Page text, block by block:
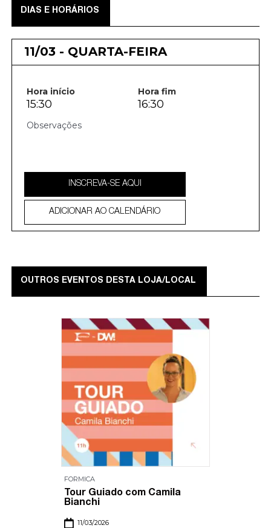
DIAS E HORÁRIOS
11/03 - QUARTA-FEIRA
Hora início Hora fim
15:30 16:30
INSCREVA-SE AQUI
ADICIONAR AO CALENDÁRIO
OUTROS EVENTOS DESTA LOJA/LOCAL
FORMICA
Tour Guiado com Camila
Bianchi
11/03/2026